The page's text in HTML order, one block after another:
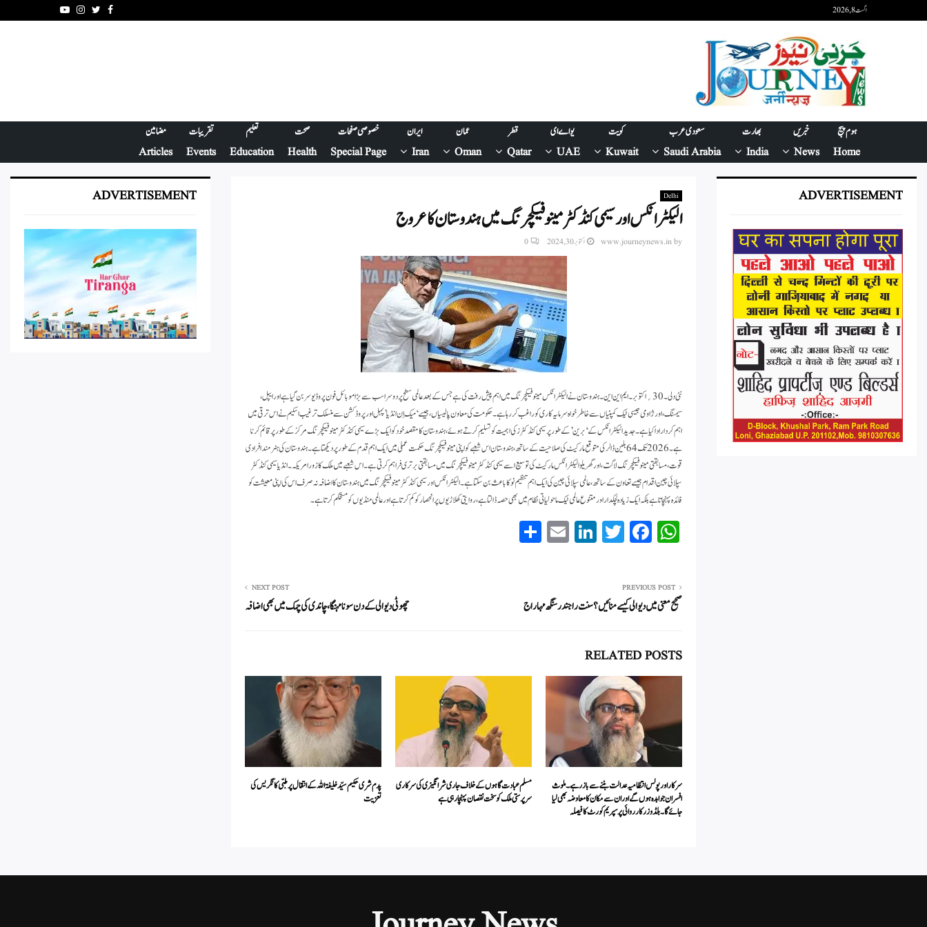
اگست 8, 2026 Facebook
Twitter
Instagram
Youtube
ہوم پیج
Home
خبریں
News
بھارت
India
سعودی عرب
Saudi Arabia
کویت
Kuwait
یو اے ای
UAE
قطر
Qatar
عمان
Oman
ایران
Iran
خصوصی صفحات
Special Page
صحت
Health
تعلیم
Education
تقریبات
Events
مضامین
Articles
Delhi
الیکٹرانکس اور سیمی کنڈکٹر مینوفیکچرنگ میں ہندوستان کا عروج
by
www.journeynews.in اکتوبر 30, 2024 0
نئی دلی۔ 30؍ اکتوبر۔ ایم این این۔ ہندوستان نے الیکٹرانکس مینوفیکچرنگ میں اہم پیش رفت کی ہے جس کے بعد عالمی سطح پر دوسرا سب سے بڑا موبائل فون پروڈیوسر بن گیا ہے اور ایپل،
سیمسنگ، اور ژاومی جیسی ٹیک کمپنیاں سے خاطر خواہ سرمایہ کاری کو راغب کر رہا ہے۔ حکومت کی معاون پالیسیاں، جیسے ‘ میک اِن انڈیا’ پہل اور پروڈکشن سے منسلک ترغیب اسکیم نے اس ترقی میں
اہم کردار ادا کیا ہے۔ جدید الیکٹرانکس کے ‘ برین’ کے طور پر سیمی کنڈکٹرز کی اہمیت کو تسلیم کرتے ہوئے، ہندوستان کا مقصد خود کو ایک بڑے سیمی کنڈکٹر مینوفیکچرنگ مرکز کے طور پر قائم کرنا
ہے۔ 2026 تک 64 بلین ڈالر کی متوقع مارکیٹ کی صلاحیت کے ساتھ، ہندوستان اس شعبے کو اپنی مینوفیکچرنگ حکمت عملی میں ایک اہم قدم کے طور پر دیکھتا ہے۔ ہندوستان کی ہنر مند افرادی
قوت، مسابقتی مینوفیکچرنگ لاگت، اور گھریلو الیکٹرانکس مارکیٹ کی توسیع اسے سیمی کنڈکٹر مینوفیکچرنگ میں مسابقتی برتری فراہم کرتی ہے۔ اس شعبے میں ملک کا زور امریکہ۔انڈیا سیمی کنڈکٹر
سپلائی چین اقدام جیسے تعاون کے ساتھ، عالمی سپلائی چین کی ایک اہم تنظیم نو کا باعث بن سکتا ہے۔ الیکٹرانکس اور سیمی کنڈکٹر مینوفیکچرنگ میں ہندوستان کا اضافہ نہ صرف اس کی اپنی معیشت کو
فائدہ پہنچاتا ہے بلکہ ایک زیادہ لچکدار اور متنوع عالمی ٹیک ماحولیاتی نظام میں بھی حصہ ڈالتا ہے، روایتی کھلاڑیوں پر انحصار کو کم کرتا ہے اور عالمی منڈیوں کو مستحکم کرتا ہے۔
W
ha
A
pp
Fa
ce
ok
T
wi
r
Li
nk
In
E
m
PREVIOUS POST
صحیح معنی میں دیوالی کیسے منائیں؟ سنت راجندر سنگھ مہاراج
NEXT POST
چھوٹی دیوالی کے دن سونا مہنگا، چاندی کی چمک میں بھی اضافہ
RELATED POSTS
سرکار اور پولس انتظامیہ عدالت بننے سے باز رہے۔ ملوث
افسران جوابدہ ہوں گے اور ان سے مکان کا معاوضہ بھی لیا
جائے گا۔ بلڈوزر کارروائی پر سپریم کو رٹ کا فیصلہ
مسلم عبادت گاہوں کے خلاف جاری شرانگیزی کی سرکاری
سرپرستی ملک کو سخت نقصان پہنچا رہی ہے
پدم شری حکیم سیّد خلیفۃ اللہ کے انتقال پر طبّی کانگریس کی
تعزیت
ADVERTISEMENT
ADVERTISEMENT